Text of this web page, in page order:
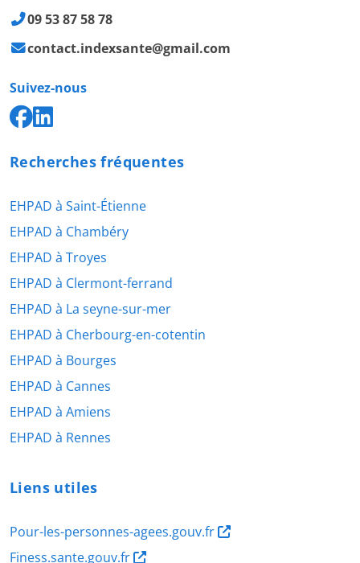
09 53 87 58 78
contact.indexsante@gmail.com
Suivez-nous
Recherches fréquentes
EHPAD à Saint-Étienne
EHPAD à Chambéry
EHPAD à Troyes
EHPAD à Clermont-ferrand
EHPAD à La seyne-sur-mer
EHPAD à Cherbourg-en-cotentin
EHPAD à Bourges
EHPAD à Cannes
EHPAD à Amiens
EHPAD à Rennes
Liens utiles
Pour-les-personnes-agees.gouv.fr
Finess.sante.gouv.fr